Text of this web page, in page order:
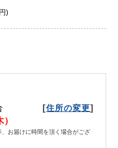
)
[住所の変更]
お届けに時間を頂く場合がござ